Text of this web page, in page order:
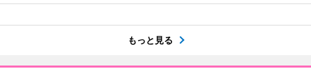
もっと見る